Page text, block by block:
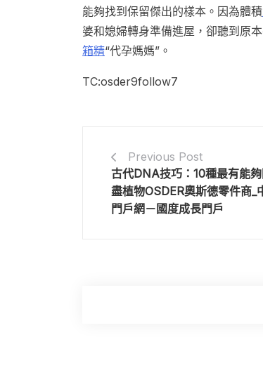
能夠找到保留傑出的樣本。因為體積
婆和媳婦轉身準備進屋，卻聽到原
箱精“代孕媽媽”。
TC:osder9follow7
Previous Post
古代DNA技巧：10種最有能
盡植物OSDER奧斯德零件商_
門戶網－國度成長門戶